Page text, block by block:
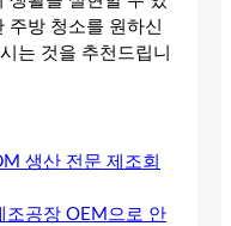
주방 청소를 원하신
는 것을 추천드립니
생산 전문 제조회
조공장 OEM으로 안